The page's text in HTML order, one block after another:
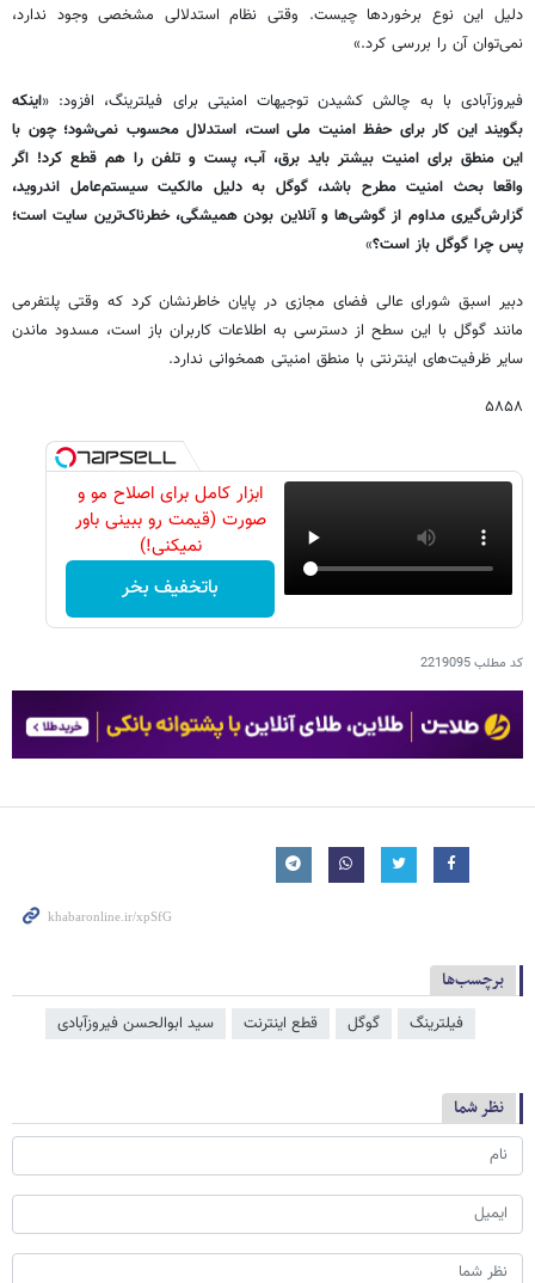
دلیل این نوع برخوردها چیست. وقتی نظام استدلالی مشخصی وجود ندارد،
نمی‌توان آن را بررسی کرد.»
فیروزآبادی با به چالش کشیدن توجیهات امنیتی برای فیلترینگ، افزود: «اینکه
بگویند این کار برای حفظ امنیت ملی است، استدلال محسوب نمی‌شود؛ چون با
این منطق برای امنیت بیشتر باید برق، آب، پست و تلفن را هم قطع کرد! اگر
واقعا بحث امنیت مطرح باشد، گوگل به دلیل مالکیت سیستم‌عامل اندروید،
گزارش‌گیری مداوم از گوشی‌ها و آنلاین بودن همیشگی، خطرناک‌ترین سایت است؛
پس چرا گوگل باز است؟»
دبیر اسبق شورای عالی فضای مجازی در پایان خاطرنشان کرد که وقتی پلتفرمی
مانند گوگل با این سطح از دسترسی به اطلاعات کاربران باز است، مسدود ماندن
سایر ظرفیت‌های اینترنتی با منطق امنیتی همخوانی ندارد.
۵۸۵۸
ابزار کامل برای اصلاح مو و
صورت (قیمت رو ببینی باور
نمیکنی!)
باتخفیف بخر
کد مطلب2219095
برچسب‌ها
فیلترینگ گوگل قطع اینترنت سید ابوالحسن فیروزآبادی
نظر شما